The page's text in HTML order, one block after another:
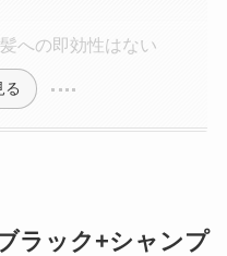
への即効性はない
る
ラック+シャンプ